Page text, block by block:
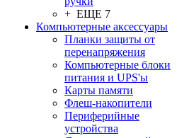
+ ЕЩЕ 7
Компьютерные аксессуары
Планки защиты от
перенапряжения
Компьютерные блоки
питания и UPS'ы
Карты памяти
Флеш-накопители
Периферийные
устройства